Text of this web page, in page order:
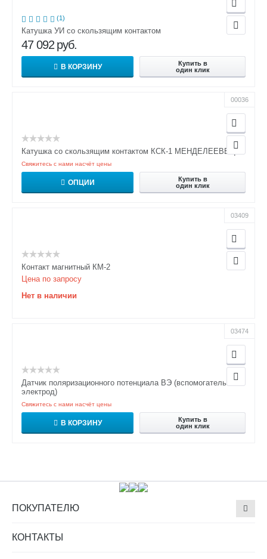
(1)
Катушка УИ со скользящим контактом
47 092 руб.
В КОРЗИНУ
Купить в
один клик
00036
Катушка со скользящим контактом КСК-1 МЕНДЕЛЕЕВЕЦ
Свяжитесь с нами насчёт цены
ОПЦИИ
Купить в
один клик
03409
Контакт магнитный КМ-2
Цена по запросу
Нет в наличии
03474
Датчик поляризационного потенциала ВЭ (вспомогательный
электрод)
Свяжитесь с нами насчёт цены
В КОРЗИНУ
Купить в
один клик
ПОКУПАТЕЛЮ
КОНТАКТЫ